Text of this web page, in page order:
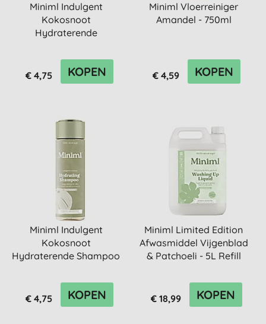
Miniml Indulgent
Kokosnoot
Hydraterende
€ 4,75 KOPEN
Miniml Vloerreiniger
Amandel - 750ml
€ 4,59 KOPEN
Miniml Indulgent
Kokosnoot
Hydraterende Shampoo
€ 4,75 KOPEN
Miniml Limited Edition
Afwasmiddel Vijgenblad
& Patchoeli - 5L Refill
€ 18,99 KOPEN